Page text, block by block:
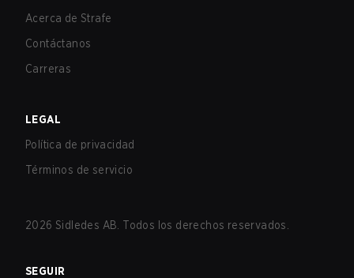
Acerca de Strafe
Contáctanos
Carreras
LEGAL
Política de privacidad
Términos de servicio
2026 Sidledes AB. Todos los derechos reservados.
SEGUIR